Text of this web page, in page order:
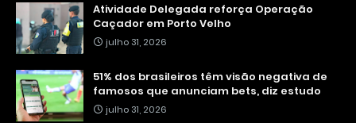
Atividade Delegada reforça Operação
Caçador em Porto Velho
julho 31, 2026
51% dos brasileiros têm visão negativa de
famosos que anunciam bets, diz estudo
julho 31, 2026